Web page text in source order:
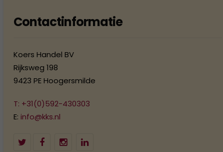
Contactinformatie
Koers Handel BV
Rijksweg 198
9423 PE Hoogersmilde
T: +31(0)592-430303
E: info@kks.nl